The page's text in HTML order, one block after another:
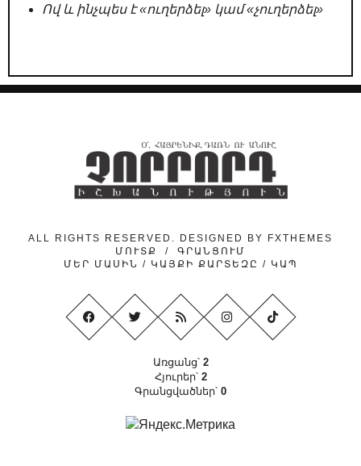
Ով և ինչպես է «ուղերձել» կամ «չուղերձել»
ALL RIGHTS RESERVED. DESIGNED BY
FXTHEMES
ՄՈՒՏՔ
/ ԳՐԱՆՑՈՒՄ
ՄԵՐ ՄԱՍԻՆ / ԿԱՅՔԻ ՔԱՐՏԵԶԸ / ԿԱՊ
Առցանց՝ 2
Հյուրեր՝ 2
Գրանցվածներ՝ 0